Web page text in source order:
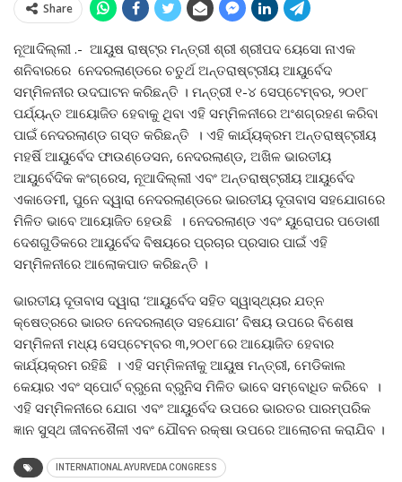
Share
ନୂଆଦିଲ୍ଲୀ .- ଆୟୁଷ ରାଷ୍ଟ୍ର ମନ୍ତ୍ରୀ ଶ୍ରୀ ଶ୍ରୀପଦ ୟେସୋ ନାଏକ
ଶନିବାରରେ ନେଦରଲାଣ୍ଡରେ ଚତୁର୍ଥ ଅନ୍ତରାଷ୍ଟ୍ରୀୟ ଆୟୁର୍ବେଦ
ସମ୍ମିଳନୀର ଉଦଘାଟନ କରିଛନ୍ତି । ମନ୍ତ୍ରୀ ୧-୪ ସେପ୍ଟେମ୍ବର, ୨୦୧୮
ପର୍ଯ୍ୟନ୍ତ ଆୟୋଜିତ ହେବାକୁ ଥିବା ଏହି ସମ୍ମିଳନୀରେ ଅଂଶଗ୍ରହଣ କରିବା
ପାଇଁ ନେଦରଲାଣ୍ଡ ଗସ୍ତ କରିଛନ୍ତି । ଏହି କାର୍ଯ୍ୟକ୍ରମ ଅନ୍ତରାଷ୍ଟ୍ରୀୟ
ମହର୍ଷି ଆୟୁର୍ବେଦ ଫାଉଣ୍ଡେସନ, ନେଦରଲାଣ୍ଡ, ଅଖିଳ ଭାରତୀୟ
ଆୟୁର୍ବେଦିକ କଂଗ୍ରେସ, ନୂଆଦିଲ୍ଲୀ ଏବଂ ଅନ୍ତରାଷ୍ଟ୍ରୀୟ ଆୟୁର୍ବେଦ
ଏକାଡେମୀ, ପୁନେ ଦ୍ୱାରା ନେଦରଲାଣ୍ଡରେ ଭାରତୀୟ ଦୂତାବାସ ସହଯୋଗରେ
ମିଳିତ ଭାବେ ଆୟୋଜିତ ହେଉଛି । ନେଦରଲାଣ୍ଡ ଏବଂ ୟୁରୋପର ପଡୋଶୀ
ଦେଶଗୁଡିକରେ ଆୟୁର୍ବେଦ ବିଷୟରେ ପ୍ରଚାର ପ୍ରସାର ପାଇଁ ଏହି
ସମ୍ମିଳନୀରେ ଆଲୋକପାତ କରିଛନ୍ତି ।
ଭାରତୀୟ ଦୂତାବାସ ଦ୍ୱାରା ‘ଆୟୁର୍ବେଦ ସହିତ ସ୍ୱାସ୍ଥ୍ୟର ଯତ୍ନ
କ୍ଷେତ୍ରରେ ଭାରତ ନେଦରଲାଣ୍ଡ ସହଯୋଗ’ ବିଷୟ ଉପରେ ବିଶେଷ
ସମ୍ମିଳନୀ ମଧ୍ୟ ସେପ୍ଟେମ୍ବର ୩,୨୦୧୮ରେ ଆୟୋଜିତ ହେବାର
କାର୍ଯ୍ୟକ୍ରମ ରହିଛି । ଏହି ସମ୍ମିଳନୀକୁ ଆୟୁଷ ମନ୍ତ୍ରୀ, ମେଡିକାଲ
କେୟାର ଏବଂ ସ୍ପୋର୍ଟ ବ୍ରୁନୋ ବ୍ରୁନିସ ମିଳିତ ଭାବେ ସମ୍ବୋଧିତ କରିବେ ।
ଏହି ସମ୍ମିଳନୀରେ ଯୋଗ ଏବଂ ଆୟୁର୍ବେଦ ଉପରେ ଭାରତର ପାରମ୍ପରିକ
ଜ୍ଞାନ ସୁସ୍ଥ ଜୀବନଶୈଳୀ ଏବଂ ଯୌବନ ରକ୍ଷା ଉପରେ ଆଲୋଚନା କରାଯିବ ।
INTERNATIONAL AYURVEDA CONGRESS